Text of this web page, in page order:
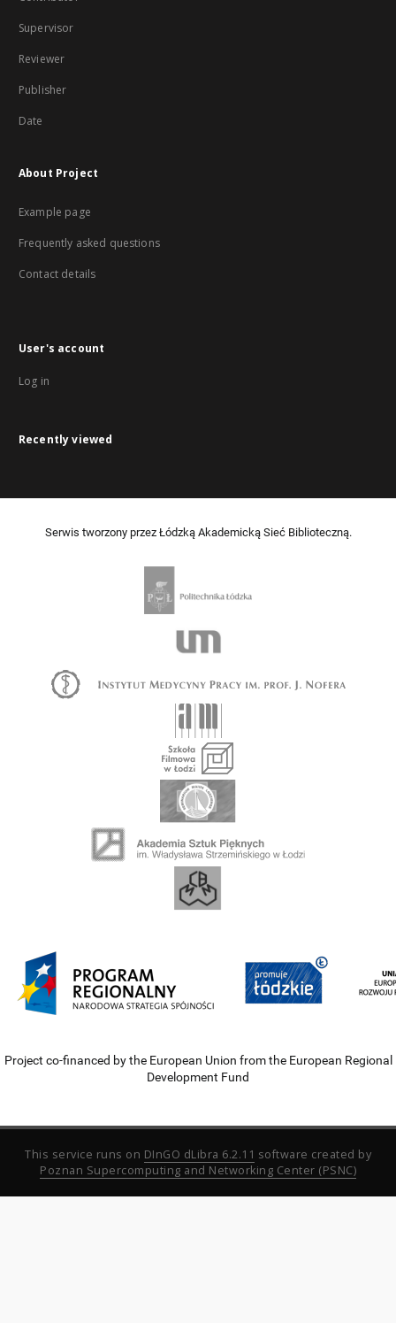
Supervisor
Reviewer
Publisher
Date
About Project
Example page
Frequently asked questions
Contact details
User's account
Log in
Recently viewed
Serwis tworzony przez Łódzką Akademicką Sieć Biblioteczną.
Project co-financed by the European Union from the European Regional
Development Fund
This service runs on DInGO dLibra 6.2.11 software created by
Poznan Supercomputing and Networking Center (PSNC)